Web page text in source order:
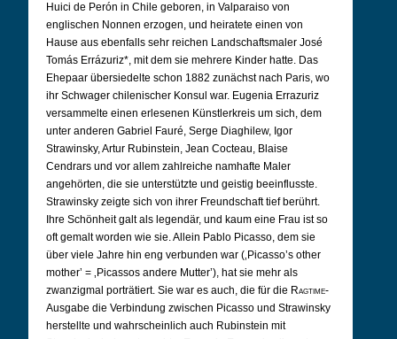
Huici de Perón in Chile geboren, in Valparaiso von
englischen Nonnen erzogen, und heiratete einen von
Hause aus ebenfalls sehr reichen Landschaftsmaler José
Tomás Errázuriz*, mit dem sie mehrere Kinder hatte. Das
Ehepaar übersiedelte schon 1882 zunächst nach Paris, wo
ihr Schwager chilenischer Konsul war. Eugenia Errazuriz
versammelte einen erlesenen Künstlerkreis um sich, dem
unter anderen Gabriel Fauré, Serge Diaghilew, Igor
Strawinsky, Artur Rubinstein, Jean Cocteau, Blaise
Cendrars und vor allem zahlreiche namhafte Maler
angehörten, die sie unterstützte und geistig beeinflusste.
Strawinsky zeigte sich von ihrer Freundschaft tief berührt.
Ihre Schönheit galt als legendär, und kaum eine Frau ist so
oft gemalt worden wie sie. Allein Pablo Picasso, dem sie
über viele Jahre hin eng verbunden war (‚Picasso’s other
mother’ = ‚Picassos andere Mutter’), hat sie mehr als
zwanzigmal porträtiert. Sie war es auch, die für die Ragtime-
Ausgabe die Verbindung zwischen Picasso und Strawinsky
herstellte und wahrscheinlich auch Rubinstein mit